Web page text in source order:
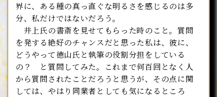
界に、ある種の真っ直ぐな明るさを感じるのは多
分、私だけではないだろう。
井上氏の書斎を見せてもらった時のこと。質問
を発する絶好のチャンスだと思った私は、彼に、
どうやって徳山氏と執筆の役割分担をしている
の？ と質問してみた。これまで何百回となく人
から質問されたことだろうと思うが、その点に関
しては、やはり同業者としても気になるところ